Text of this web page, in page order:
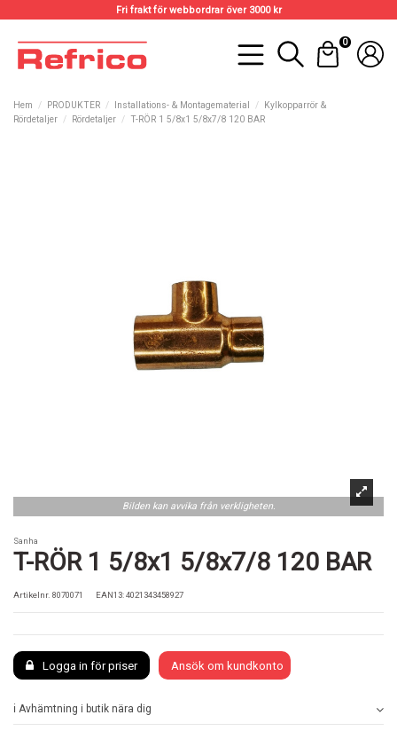
Fri frakt för webbordrar över 3000 kr
0
Hem PRODUKTER Installations- & Montagematerial
Kylkopparrör &
Rördetaljer
Rördetaljer T-RÖR 1 5/8x1 5/8x7/8 120 BAR
Bilden kan avvika från verkligheten.
Sanha
T-RÖR 1 5/8x1 5/8x7/8 120 BAR
Artikelnr. 8070071 EAN13: 4021343458927
Logga in för priser Ansök om kundkonto
ℹ️ Avhämtning i butik nära dig